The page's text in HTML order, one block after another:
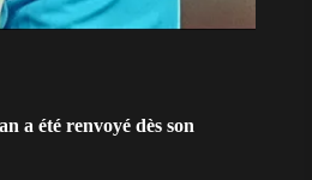
a été renvoyé dès son